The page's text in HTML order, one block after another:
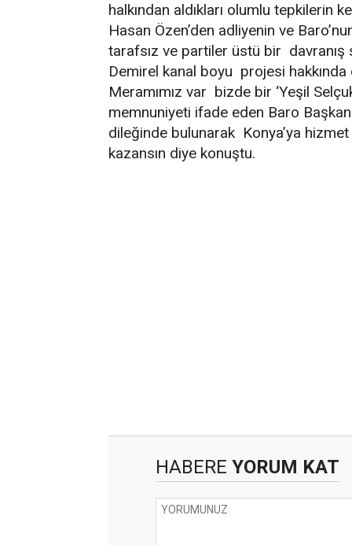
halkından aldıkları olumlu tepkilerin
Hasan Özen’den adliyenin ve
tarafsız ve partiler üstü bir davranış
Demirel kanal boyu projesi
Meramımız var bizde bir ‘Yeşil
memnuniyeti ifade eden Baro
dileğinde bulunarak Konya’ya hizmet
kazansın diye konuştu.
HABERE YORUM KAT